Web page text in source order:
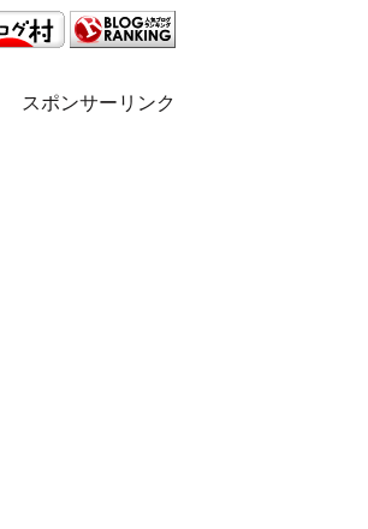
スポンサーリンク